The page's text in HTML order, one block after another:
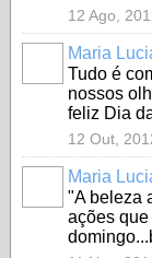
12 Ago,
Maria
Tudo é
nossos
feliz Dia
12 Out,
Maria
"A beleza
ações